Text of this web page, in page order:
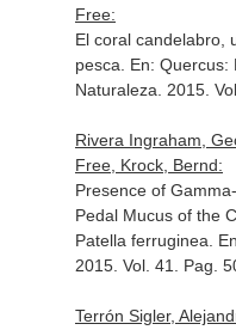
Free:
El coral candelabro,
pesca. En: Quercus:
Naturaleza . 2015.
Rivera Ingraham,
Free, Krock, Bernd:
Presence of
Pedal Mucus of the
Patella ferruginea.
2015. Vol. 41. Pag.
Terrón Sigler,